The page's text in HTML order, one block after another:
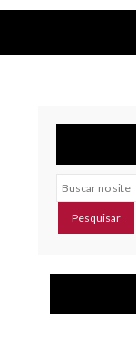
Buscar no site